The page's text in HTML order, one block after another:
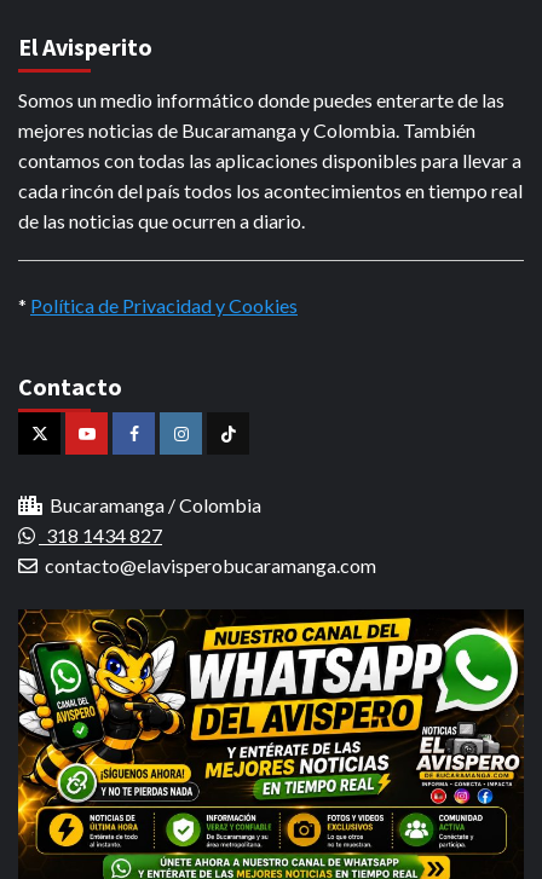
El Avisperito
Somos un medio informático donde puedes enterarte de las
mejores noticias de Bucaramanga y Colombia. También
contamos con todas las aplicaciones disponibles para llevar a
cada rincón del país todos los acontecimientos en tiempo real
de las noticias que ocurren a diario.
* Política de Privacidad y Cookies
Contacto
X YoutubeFacebookInstagram
Bucaramanga / Colombia
318 1434 827
contacto@elavisperobucaramanga.com